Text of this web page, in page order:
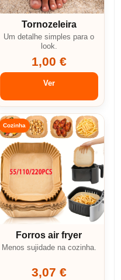
Tornozeleira
Um detalhe simples para o
look.
1,00 €
Ver
Cozinha
Forros air fryer
Menos sujidade na cozinha.
3,07 €